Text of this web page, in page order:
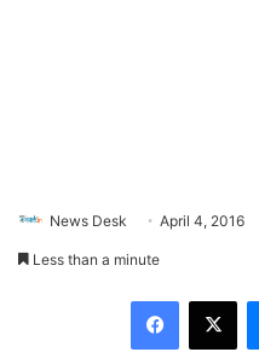
News Desk April 4, 2016
Less than a minute